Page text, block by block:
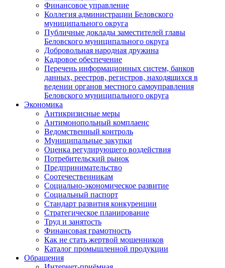
Финансовое управление
Коллегия администрации Беловского
муниципального округа
Публичные доклады заместителей главы
Беловского муниципального округа
Добровольная народная дружина
Кадровое обеспечение
Перечень информационных систем, банков
данных, реестров, регистров, находящихся в
ведении органов местного самоуправления
Беловского муниципального округа
Экономика
Антикризисные меры
Антимонопольный комплаенс
Ведомственный контроль
Муниципальные закупки
Оценка регулирующего воздействия
Потребительский рынок
Предпринимательство
Соотечественникам
Социально-экономическое развитие
Социальный паспорт
Стандарт развития конкуренции
Стратегическое планирование
Труд и занятость
Финансовая грамотность
Как не стать жертвой мошенников
Каталог промышленной продукции
Обращения